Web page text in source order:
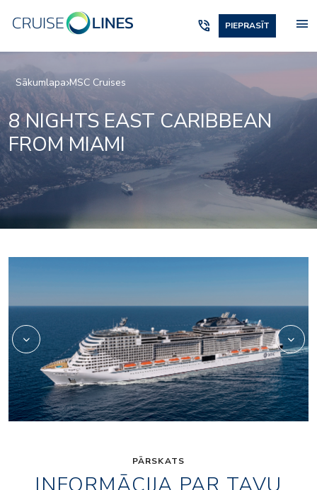
phone_in_talk PIEPRASĪT menu
Sākumlapa MSC Cruises
8 NIGHTS EAST CARIBBEAN
FROM MIAMI
PĀRSKATS